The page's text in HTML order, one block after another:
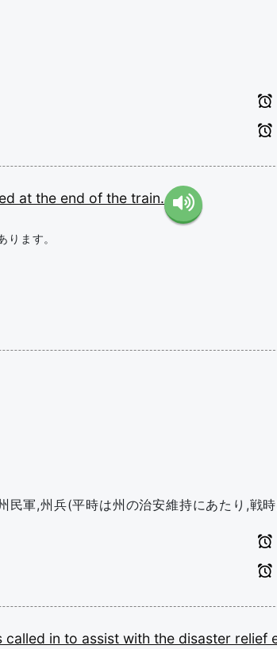
at the end of the train.
ります。
民軍,州兵(平時は州の治安維持にあたり,戦
called in to assist with the disaster relief